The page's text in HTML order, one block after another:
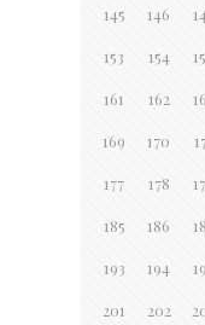
145 146
153 154
161 162
169 170
177 178
185 186
193 194
201 202